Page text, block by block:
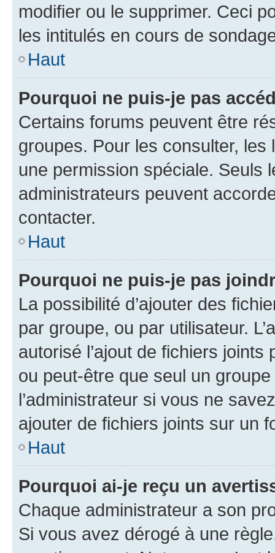
modifier ou le supprimer. Ceci
les intitulés en cours de
Haut
Pourquoi ne puis-je pas
Certains forums peuvent être
groupes. Pour les consulter,
une permission spéciale. Seuls
administrateurs peuvent
contacter.
Haut
Pourquoi ne puis-je pas
La possibilité d’ajouter des
par groupe, ou par utilisateur.
autorisé l’ajout de fichiers
ou peut-être que seul un
l’administrateur si vous ne
ajouter de fichiers joints sur un
Haut
Pourquoi ai-je reçu un
Chaque administrateur a son
Si vous avez dérogé à une